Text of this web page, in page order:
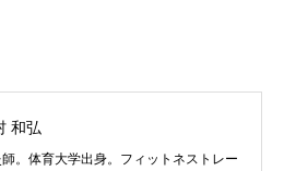
和弘
。体育大学出身。フィットネストレー